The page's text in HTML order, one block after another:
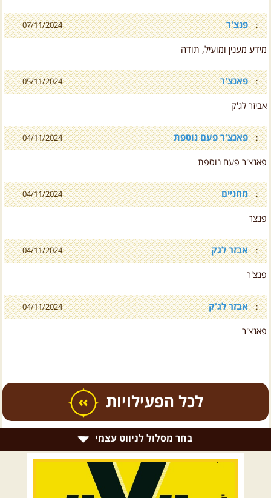
07/11/2024 : פנצ'ר
מידע מענין ומועיל, תודה
05/11/2024 : פאנצ'ר
אביזר לג'ק
04/11/2024 : פאנצ'ר פעם נוספת
פאנצ'ר פעם נוספת
04/11/2024 : מחניים
פנצר
04/11/2024 : אבזר לגק
פנצ'ר
04/11/2024 : אבזר לג'ק
פאנצ'ר
כל הפעילויות
. טיולים מודרכים בארץ .
בחר מסלול לניווט עצמי
רמת הגולן וגליל עליון